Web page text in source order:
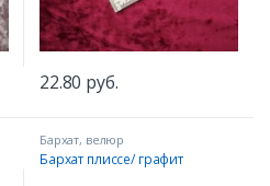
22.80 руб.
Бархат, велюр
Бархат плиссе/ графит